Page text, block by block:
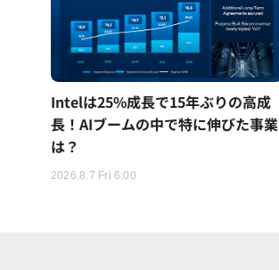
Intelは25%成長で15年ぶりの高成
長！AIブームの中で特に伸びた事業
は？
2026.8.7 Fri 6:00